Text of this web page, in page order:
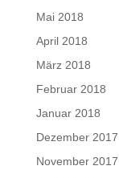
Mai 2018
April 2018
März 2018
Februar 2018
Januar 2018
Dezember 2017
November 2017